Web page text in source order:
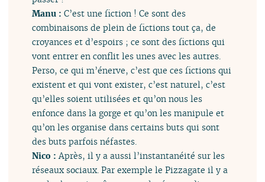
Manu :C’est une fiction ! Ce sont des
combinaisons de plein de fictions tout ça, de
croyances et d’espoirs ; ce sont des fictions qui
vont entrer en conflit les unes avec les autres.
Perso, ce qui m’énerve, c’est que ces fictions qui
existent et qui vont exister, c’est naturel, c’est
qu’elles soient utilisées et qu’on nous les
enfonce dans la gorge et qu’on les manipule et
qu’on les organise dans certains buts qui sont
des buts parfois néfastes.
Nico :Après, il y a aussi l’instantanéité sur les
réseaux sociaux. Par exemple le Pizzagate il y a